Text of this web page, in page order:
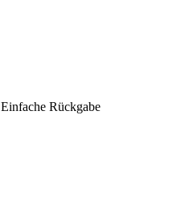
Einfache Rückgabe